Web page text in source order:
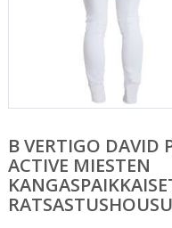
B VERTIGO DAVID
ACTIVE MIESTEN